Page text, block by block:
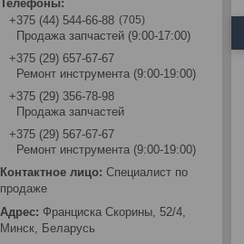
+375 (44) 544-66-88 705
Продажа запчастей (9:00-17:00)
+375 (29) 657-67-67
Ремонт инструмента (9:00-19:00)
+375 (29) 356-78-98
Продажа запчастей
+375 (29) 567-67-67
Ремонт инструмента (9:00-19:00)
Специалист по
продаже
Франциска Скорины, 52/4,
Минск, Беларусь